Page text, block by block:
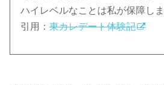
ハイレベルなことは私が保障しま
引用：東カレデート体験記